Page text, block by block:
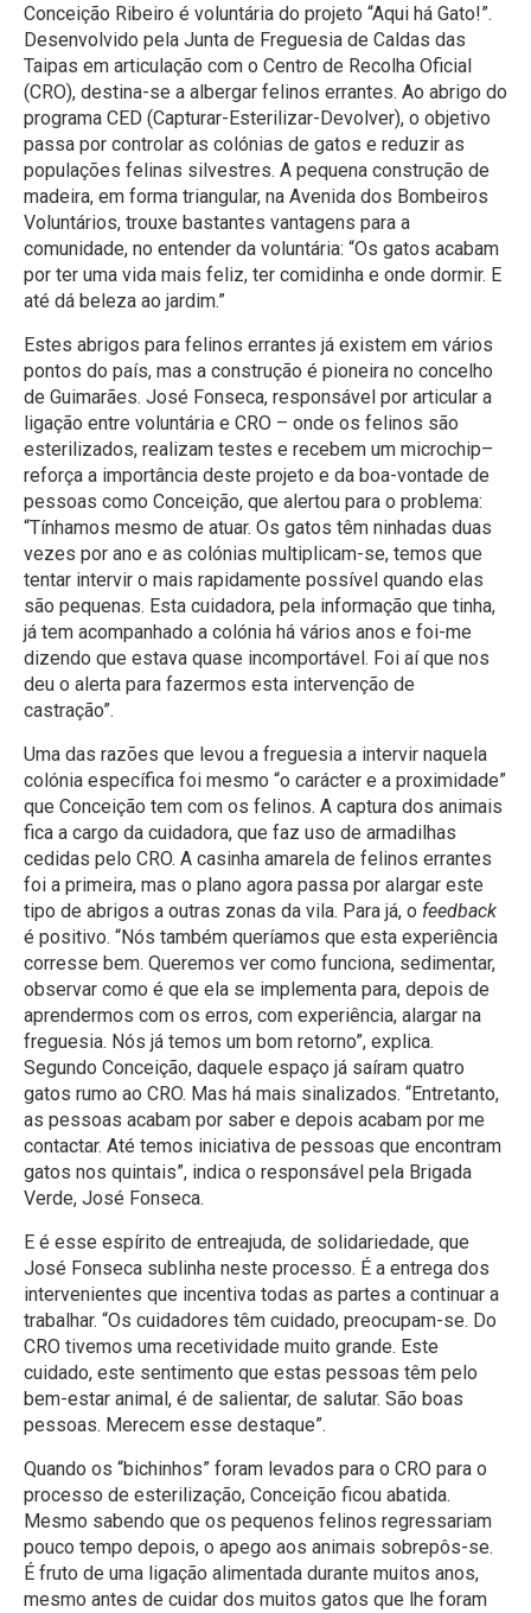
Conceição Ribeiro é voluntária do projeto “Aqui há Gato!”.
Desenvolvido pela Junta de Freguesia de Caldas das
Taipas em articulação com o Centro de Recolha Oficial
(CRO), destina-se a albergar felinos errantes. Ao abrigo do
programa CED (Capturar-Esterilizar-Devolver), o objetivo
passa por controlar as colónias de gatos e reduzir as
populações felinas silvestres. A pequena construção de
madeira, em forma triangular, na Avenida dos Bombeiros
Voluntários, trouxe bastantes vantagens para a
comunidade, no entender da voluntária: “Os gatos acabam
por ter uma vida mais feliz, ter comidinha e onde dormir. E
até dá beleza ao jardim.”
Estes abrigos para felinos errantes já existem em vários
pontos do país, mas a construção é pioneira no concelho
de Guimarães. José Fonseca, responsável por articular a
ligação entre voluntária e CRO – onde os felinos são
esterilizados, realizam testes e recebem um microchip–
reforça a importância deste projeto e da boa-vontade de
pessoas como Conceição, que alertou para o problema:
“Tínhamos mesmo de atuar. Os gatos têm ninhadas duas
vezes por ano e as colónias multiplicam-se, temos que
tentar intervir o mais rapidamente possível quando elas
são pequenas. Esta cuidadora, pela informação que tinha,
já tem acompanhado a colónia há vários anos e foi-me
dizendo que estava quase incomportável. Foi aí que nos
deu o alerta para fazermos esta intervenção de
castração”.
Uma das razões que levou a freguesia a intervir naquela
colónia específica foi mesmo “o carácter e a proximidade”
que Conceição tem com os felinos. A captura dos animais
fica a cargo da cuidadora, que faz uso de armadilhas
cedidas pelo CRO. A casinha amarela de felinos errantes
foi a primeira, mas o plano agora passa por alargar este
tipo de abrigos a outras zonas da vila. Para já, o feedback
é positivo. “Nós também queríamos que esta experiência
corresse bem. Queremos ver como funciona, sedimentar,
observar como é que ela se implementa para, depois de
aprendermos com os erros, com experiência, alargar na
freguesia. Nós já temos um bom retorno”, explica.
Segundo Conceição, daquele espaço já saíram quatro
gatos rumo ao CRO. Mas há mais sinalizados. “Entretanto,
as pessoas acabam por saber e depois acabam por me
contactar. Até temos iniciativa de pessoas que encontram
gatos nos quintais”, indica o responsável pela Brigada
Verde, José Fonseca.
E é esse espírito de entreajuda, de solidariedade, que
José Fonseca sublinha neste processo. É a entrega dos
intervenientes que incentiva todas as partes a continuar a
trabalhar. “Os cuidadores têm cuidado, preocupam-se. Do
CRO tivemos uma recetividade muito grande. Este
cuidado, este sentimento que estas pessoas têm pelo
bem-estar animal, é de salientar, de salutar. São boas
pessoas. Merecem esse destaque”.
Quando os “bichinhos” foram levados para o CRO para o
processo de esterilização, Conceição ficou abatida.
Mesmo sabendo que os pequenos felinos regressariam
pouco tempo depois, o apego aos animais sobrepôs-se.
É fruto de uma ligação alimentada durante muitos anos,
mesmo antes de cuidar dos muitos gatos que lhe foram